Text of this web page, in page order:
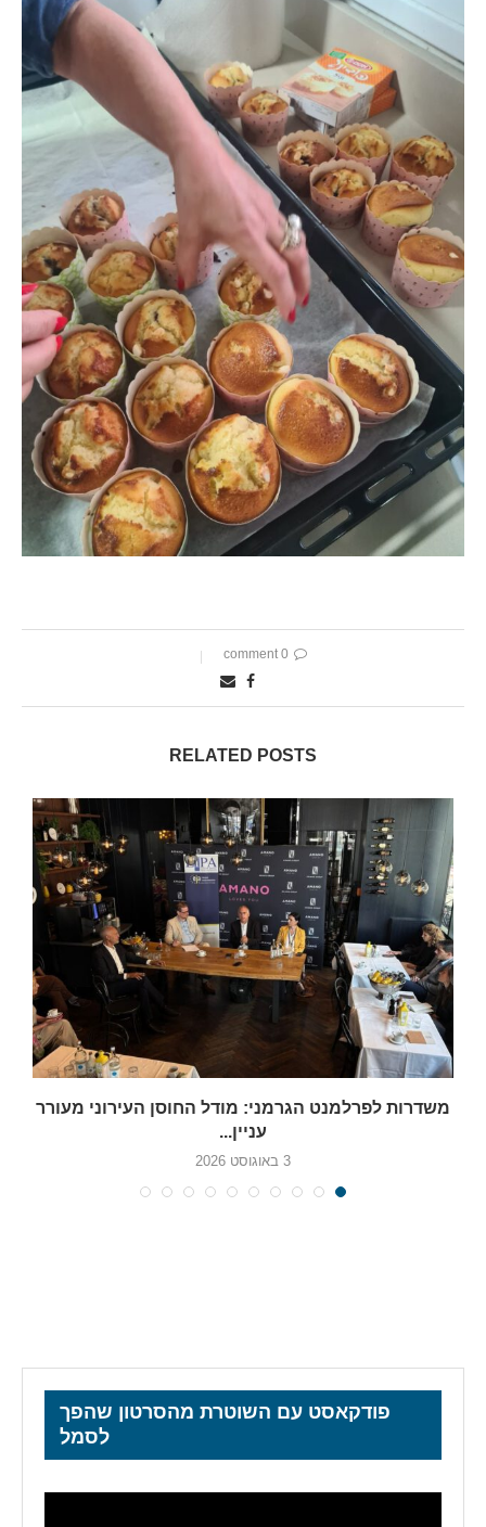
0 comment
RELATED POSTS
משדרות לפרלמנט הגרמני: מודל החוסן העירוני מעורר
עניין...
3 באוגוסט 2026
פודקאסט עם השוטרת מהסרטון שהפך
לסמל